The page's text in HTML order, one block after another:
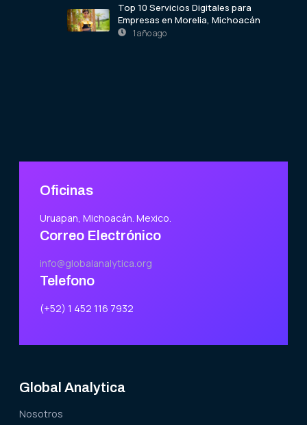
Top 10 Servicios Digitales para
Empresas en Morelia, Michoacán
1 año ago
Oficinas
Uruapan, Michoacán. Mexico.
Correo Electrónico
info@globalanalytica.org
Telefono
(+52) 1 452 116 7932
Global Analytica
Nosotros